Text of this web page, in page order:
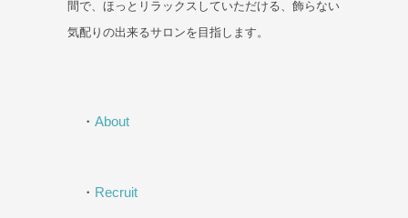
間で、ほっとリラックスしていただける、飾らない
気配りの出来るサロンを目指します。
・ About
・ Recruit